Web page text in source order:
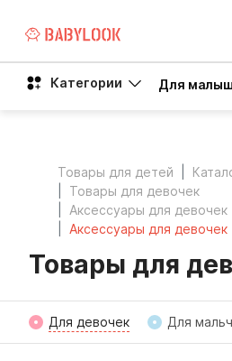
Категории Для
Товары для детей
Товары для девочек
Аксессуары для девочек
Аксессуары для девочек
Товары для
Для девочек Для